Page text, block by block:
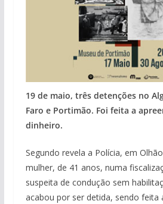
19 de maio, três detenções no
Faro e Portimão. Foi feita a
dinheiro.
Segundo revela a Polícia, em
mulher, de 41 anos, numa
suspeita de condução sem
acabou por ser detida, sendo feita